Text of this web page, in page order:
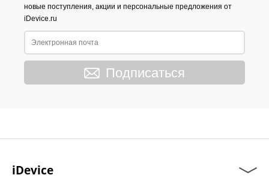
новые поступления, акции и персональные предложения от
iDevice.ru
Подписаться
iDevice